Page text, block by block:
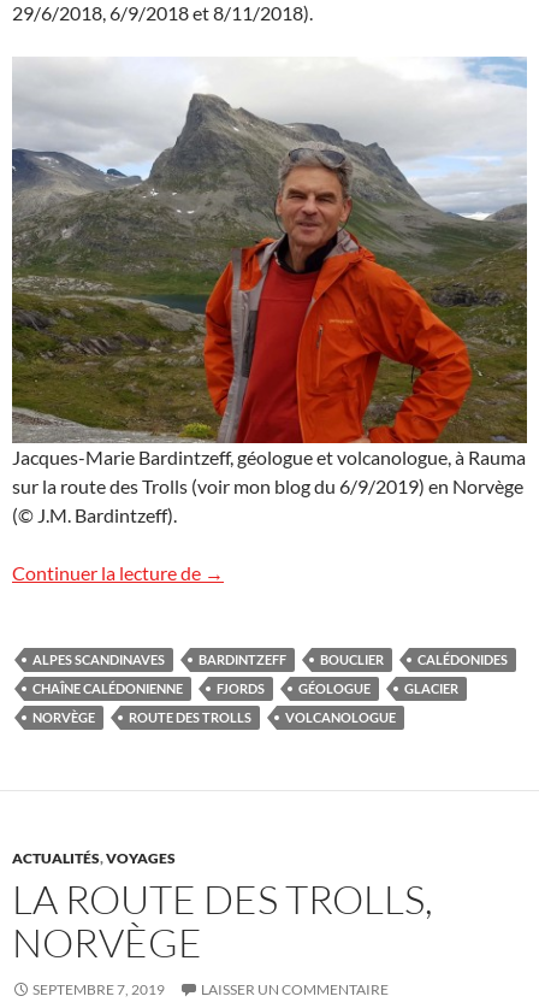
29/6/2018, 6/9/2018 et 8/11/2018).
Jacques-Marie Bardintzeff, géologue et volcanologue, à Rauma
sur la route des Trolls (voir mon blog du 6/9/2019) en Norvège
(© J.M. Bardintzeff).
Continuer la lecture de Voyage en Norvège
→
ALPES SCANDINAVES BARDINTZEFF BOUCLIER
CALÉDONIDES
CHAÎNE CALÉDONIENNE
FJORDS GÉOLOGUE
GLACIER
NORVÈGE
ROUTE DES TROLLS VOLCANOLOGUE
ACTUALITÉS,VOYAGES
LA ROUTE DES TROLLS,
NORVÈGE
SEPTEMBRE 7, 2019 LAISSER UN COMMENTAIRE